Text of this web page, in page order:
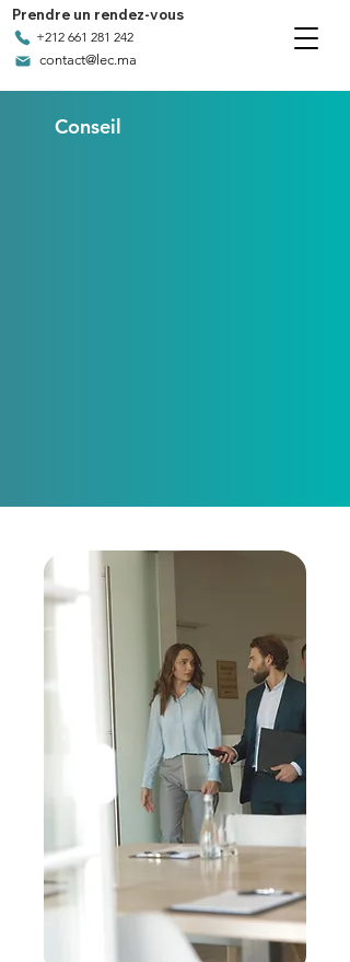
+212 661 281 242
contact@lec.ma
Prendre un rendez-vous
Conseil